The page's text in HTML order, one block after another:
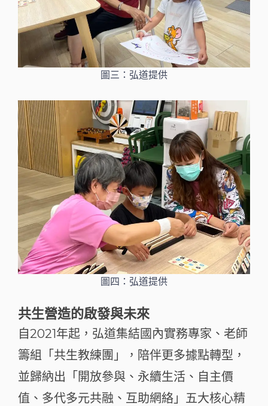
圖三：弘道提供
圖四：弘道提供
共生營造的啟發與未來
自2021年起，弘道集結國內實務專家、老師
籌組「共生教練團」，陪伴更多據點轉型，
並歸納出「開放參與、永續生活、自主價
值、多代多元共融、互助網絡」五大核心精